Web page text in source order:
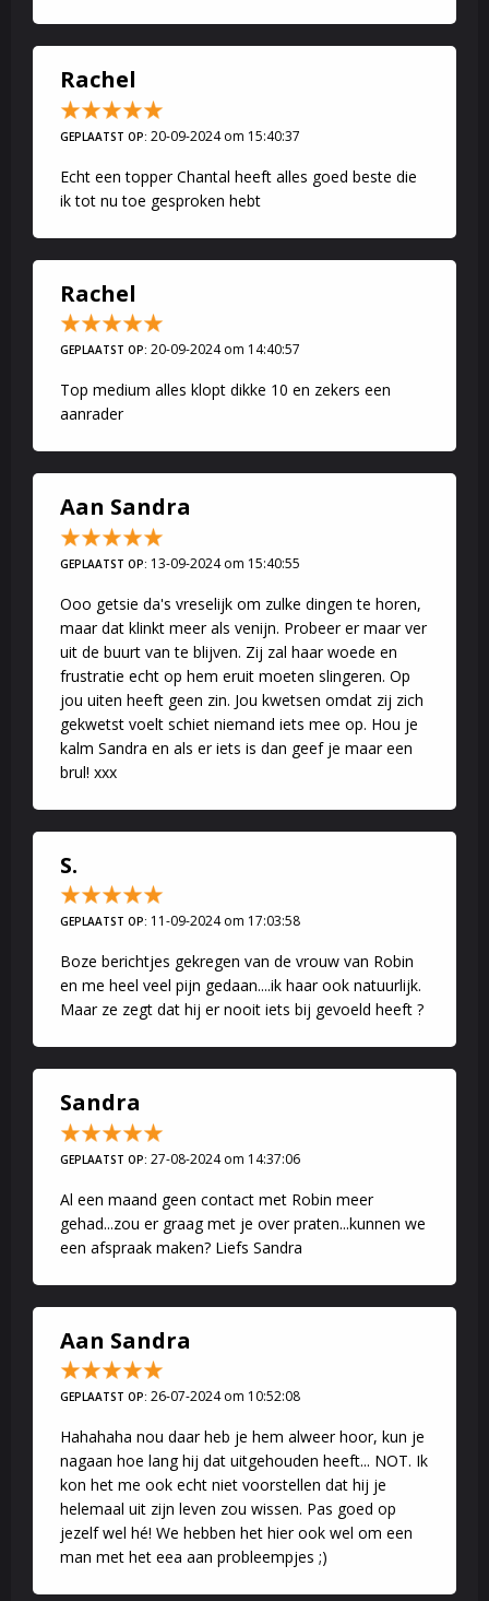
Rachel
GEPLAATST OP: 20-09-2024 om 15:40:37
Echt een topper Chantal heeft alles goed beste die
ik tot nu toe gesproken hebt
Rachel
GEPLAATST OP: 20-09-2024 om 14:40:57
Top medium alles klopt dikke 10 en zekers een
aanrader
Aan Sandra
GEPLAATST OP: 13-09-2024 om 15:40:55
Ooo getsie da's vreselijk om zulke dingen te horen,
maar dat klinkt meer als venijn. Probeer er maar ver
uit de buurt van te blijven. Zij zal haar woede en
frustratie echt op hem eruit moeten slingeren. Op
jou uiten heeft geen zin. Jou kwetsen omdat zij zich
gekwetst voelt schiet niemand iets mee op. Hou je
kalm Sandra en als er iets is dan geef je maar een
brul! xxx
S.
GEPLAATST OP: 11-09-2024 om 17:03:58
Boze berichtjes gekregen van de vrouw van Robin
en me heel veel pijn gedaan....ik haar ook natuurlijk.
Maar ze zegt dat hij er nooit iets bij gevoeld heeft ?
Sandra
GEPLAATST OP: 27-08-2024 om 14:37:06
Al een maand geen contact met Robin meer
gehad...zou er graag met je over praten...kunnen we
een afspraak maken? Liefs Sandra
Aan Sandra
GEPLAATST OP: 26-07-2024 om 10:52:08
Hahahaha nou daar heb je hem alweer hoor, kun je
nagaan hoe lang hij dat uitgehouden heeft... NOT. Ik
kon het me ook echt niet voorstellen dat hij je
helemaal uit zijn leven zou wissen. Pas goed op
jezelf wel hé! We hebben het hier ook wel om een
man met het eea aan probleempjes ;)